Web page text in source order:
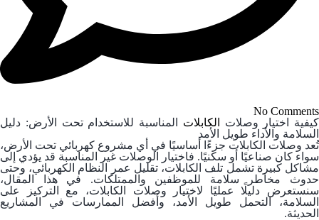
No Comments
كيفية اختيار وصلات
الكابلات المناسبة للاستخدام تحت الأرض: دليل
السلامة والأداء طويل الأمد
تُعد وصلات الكابلات جزءًا أساسيًا في أي مشروع كهربائي تحت الأرض،
سواء كان صناعيًا أو سكنيًا. فاختيار الوصلات غير المناسبة قد يؤدي إلى
مشاكل كبيرة تشمل تلف الكابلات، تقليل عمر النظام الكهربائي، وحتى
حدوث مخاطر سلامة للموظفين والممتلكات. في هذا المقال،
سنستعرض دليلًا عمليًا لاختيار وصلات الكابلات، مع التركيز على
السلامة، التحمل طويل الأمد، وأفضل الممارسات في المشاريع
الحديثة.